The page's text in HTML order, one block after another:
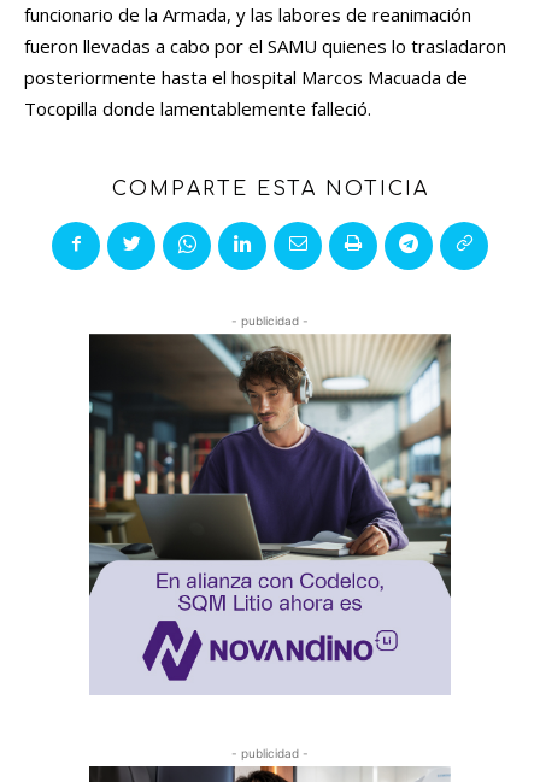
funcionario de la Armada, y las labores de reanimación
fueron llevadas a cabo por el SAMU quienes lo trasladaron
posteriormente hasta el hospital Marcos Macuada de
Tocopilla donde lamentablemente falleció.
COMPARTE ESTA NOTICIA
- publicidad -
- publicidad -